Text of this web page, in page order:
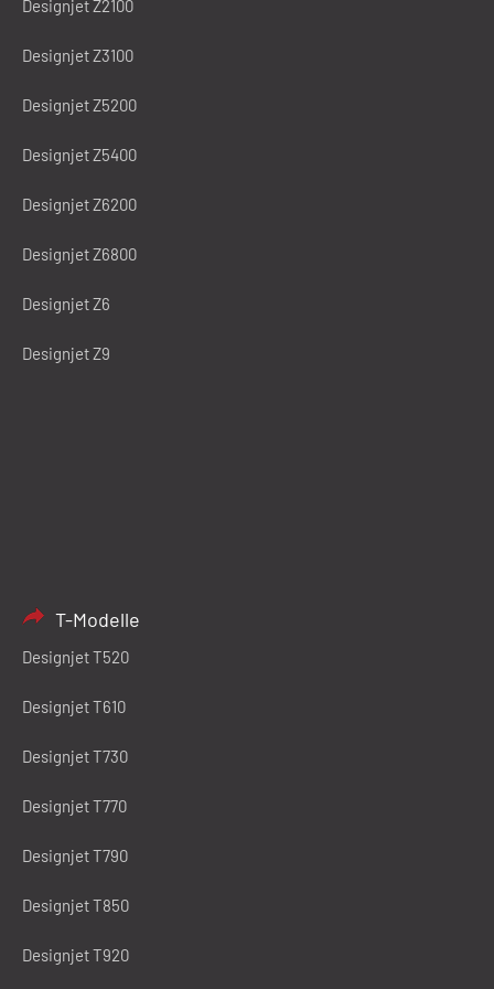
Designjet Z2100
Designjet Z3100
Designjet Z5200
Designjet Z5400
Designjet Z6200
Designjet Z6800
Designjet Z6
Designjet Z9
T-Modelle
Designjet T520
Designjet T610
Designjet T730
Designjet T770
Designjet T790
Designjet T850
Designjet T920